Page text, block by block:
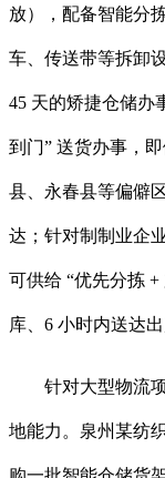
放），配备智能分
车、传送带等拆卸
45 天的矫捷仓储办
到门” 送货办事，
县、永春县等偏僻
达；针对制制业企
可供给 “优先分拣
库、6 小时内送达出
针对大型物流项
地能力。泉州某纺